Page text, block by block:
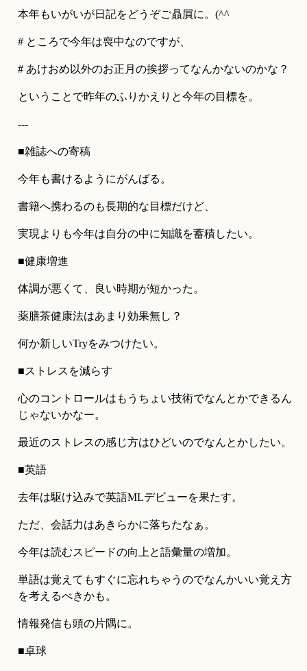
本年もいがいが日記をどうぞご贔屓に。(^^ゞ
# ところで今年は喪中なのですが、
# あけおめ以外のお正月の挨拶ってなんかないのかな？
ということで昨年のふりかえりと今年の目標を。
---
■雑誌への寄稿
今年も書けるようにがんばる。
書籍へ携わるのも長期的な目標だけど、
実現よりも今年は自分の中に知識を蓄積したい。
■健康増進
体調が悪くて、良い時期が短かった。
薬膳茶健康法はあまり効果無し？
何か新しいTryをみつけたい。
■ストレスを減らす
心のコントロールはもうちょい技術でなんとかできるん
じゃないかなー。
最近のストレスの感じ方はひどいのでなんとかしたい。
■英語
去年は駆け込みで英語MLデビューを果たす。
ただ、会話力はあきらかに落ちたなぁ。
今年は読むスピードの向上と語彙量の増加。
単語は覚えてもすぐに忘れちゃうのでなんかいい覚え方
を考えるべきかも。
情報発信も頭の片隅に。
■卓球